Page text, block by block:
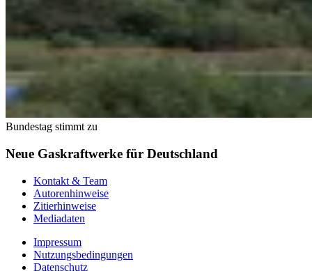
Bundestag stimmt zu
Neue Gaskraftwerke für Deutschland
Kontakt & Team
Autorenhinweise
Zitierhinweise
Mediadaten
Impressum
Nutzungsbedingungen
Datenschutz